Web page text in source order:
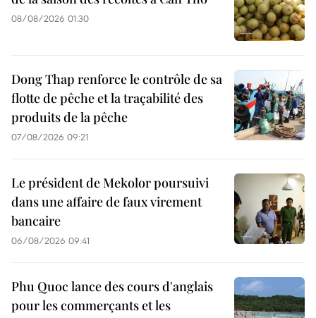
08/08/2026 01:30
Dong Thap renforce le contrôle de sa
flotte de pêche et la traçabilité des
produits de la pêche
07/08/2026 09:21
Le président de Mekolor poursuivi
dans une affaire de faux virement
bancaire
06/08/2026 09:41
Phu Quoc lance des cours d'anglais
pour les commerçants et les